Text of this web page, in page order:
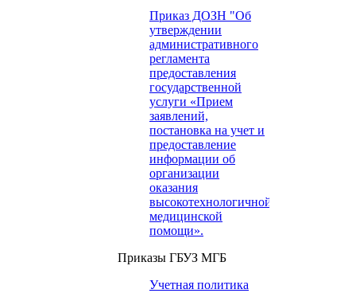
Приказ ДОЗН "Об
утверждении
административного
регламента
предоставления
государственной
услуги «Прием
заявлений,
постановка на учет и
предоставление
информации об
организации
оказания
высокотехнологичной
медицинской
помощи».
Приказы ГБУЗ МГБ
Учетная политика